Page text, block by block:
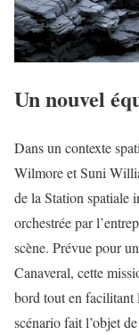
Un nouvel
Dans un contexte
Wilmore et Suni
de la Station spatiale
orchestrée par
scène. Prévue pour
Canaveral, cette
bord tout en facilitant
scénario fait l’objet